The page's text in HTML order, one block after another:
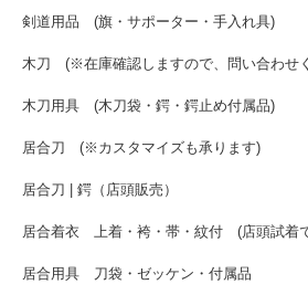
剣道用品 (旗・サポーター・手入れ具)
木刀 (※在庫確認しますので、問い合わせ
木刀用具 (木刀袋・鍔・鍔止め付属品)
居合刀 (※カスタマイズも承ります)
居合刀 | 鍔（店頭販売）
居合着衣 上着・袴・帯・紋付 (店頭試着
居合用具 刀袋・ゼッケン・付属品